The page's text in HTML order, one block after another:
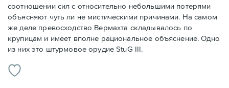
соотношении сил с относительно небольшими потерями
объясняют чуть ли не мистическими причинами. На самом
же деле превосходство Вермахта складывалось по
крупицам и имеет вполне рациональное объяснение. Одно
из них это штурмовое орудие StuG III.